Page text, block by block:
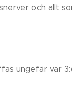
och allt
ungefär var